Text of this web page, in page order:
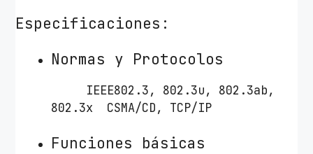
Especificaciones:
Normas y Protocolos
IEEE802.3, 802.3u, 802.3ab,
802.3x CSMA/CD, TCP/IP
Funciones básicas